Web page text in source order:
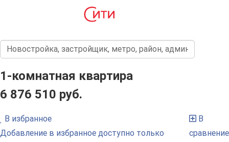
1-комнатная квартира
6 876 510 руб.
В избранное
Добавление в избранное доступно только
В
сравнение